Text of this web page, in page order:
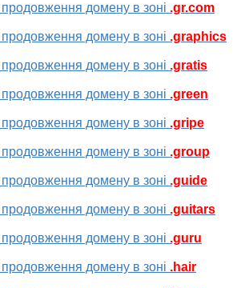
продовження домену в зоні .gr.com
продовження домену в зоні .graphics
продовження домену в зоні .gratis
продовження домену в зоні .green
продовження домену в зоні .gripe
продовження домену в зоні .group
продовження домену в зоні .guide
продовження домену в зоні .guitars
продовження домену в зоні .guru
продовження домену в зоні .hair